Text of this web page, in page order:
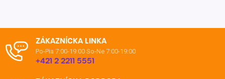
ZÁKAZNÍCKA LINKA
Po-Pia 7:00-19:00 So-Ne 7:00-19:00
+421 2 2211 5551